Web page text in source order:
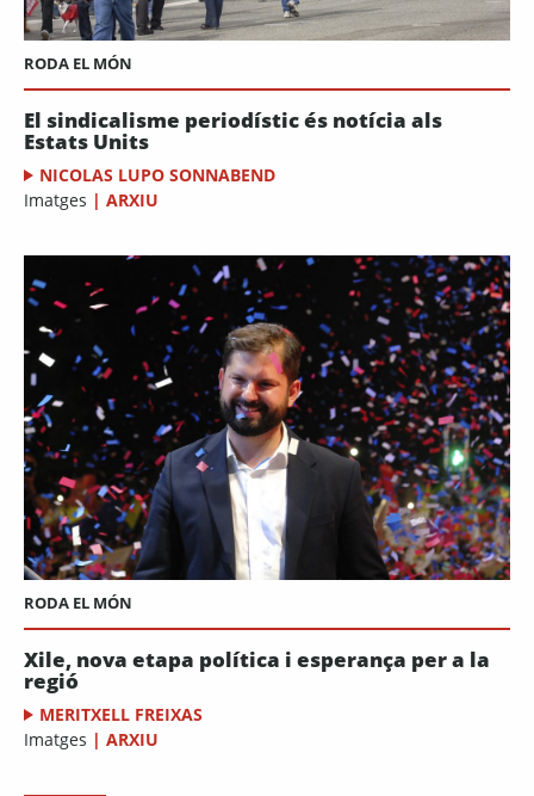
RODA EL MÓN
El sindicalisme periodístic és notícia als
Estats Units
NICOLAS LUPO SONNABEND
Imatges | ARXIU
RODA EL MÓN
Xile, nova etapa política i esperança per a la
regió
MERITXELL FREIXAS
Imatges | ARXIU